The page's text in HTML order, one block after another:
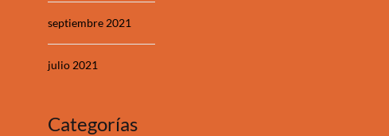
septiembre 2021
julio 2021
Categorías